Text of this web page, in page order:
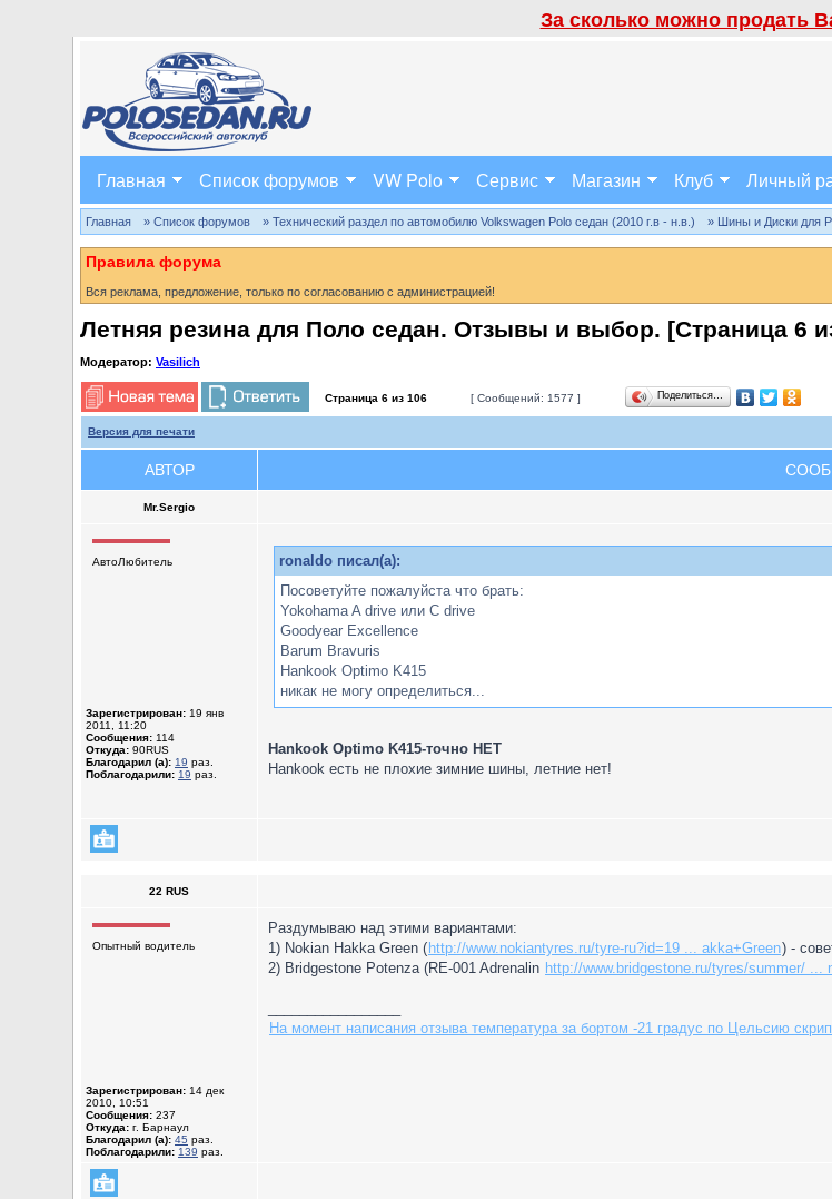
За сколько можно продать
Главная Список форумов VW Polo Сервис Магазин Клуб Личный
Главная » Список форумов » Технический раздел по автомобилю Volkswagen Polo седан (2010 г.в - н.в.) » Шины и Диски для
Правила форума
Вся реклама, предложение, только по согласованию с администрацией!
Летняя резина для Поло седан. Отзывы и выбор. [Страница 6
Модератор: Vasilich
Страница 6 из 106 [ Сообщений: 1577 ] Поделиться…
Версия для печати
АВТОР
Mr.Sergio
АвтоЛюбитель
Зарегистрирован: 19 янв
2011, 11:20
Сообщения: 114
Откуда: 90RUS
Благодарил (а): 19 раз.
Поблагодарили: 19 раз.
ronaldo писал(а):
Посоветуйте пожалуйста что брать:
Yokohama A drive или C drive
Goodyear Excellence
Barum Bravuris
Hankook Optimo K415
никак не могу определиться...
Hankook Optimo K415-точно НЕТ
Hankook есть не плохие зимние шины, летние нет!
22 RUS
Опытный водитель
Зарегистрирован: 14 дек
2010, 10:51
Сообщения: 237
Откуда: г. Барнаул
Благодарил (а): 45 раз.
Поблагодарили: 139 раз.
Раздумываю над этими вариантами:
1) Nokian Hakka Green ( http://www.nokiantyres.ru/tyre-ru?id=19 ... akka+Green) -
2) Bridgestone Potenza (RE-001 Adrenalin http://www.bridgestone.ru/tyres/summer/ ...
На момент написания отзыва температура за бортом -21 градус по Цельсию